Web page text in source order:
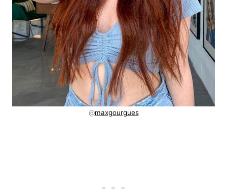
@maxgourgues